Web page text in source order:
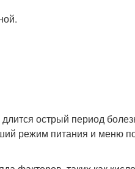
острый период
режим питания и меню